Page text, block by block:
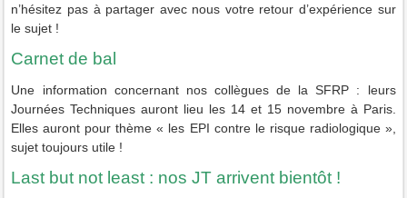
n’hésitez pas à partager avec nous votre retour d’expérience sur
le sujet !
Carnet de bal
Une information concernant nos collègues de la SFRP : leurs
Journées Techniques auront lieu les 14 et 15 novembre à Paris.
Elles auront pour thème « les EPI contre le risque radiologique »,
sujet toujours utile !
Last but not least : nos JT arrivent bientôt !